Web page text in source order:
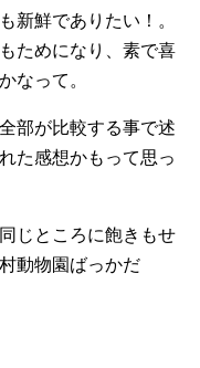
新鮮でありたい！。
ためになり、素で喜
なって。
部が比較する事で述
た感想かもって思っ
じところに飽きもせ
動物園ばっかだ